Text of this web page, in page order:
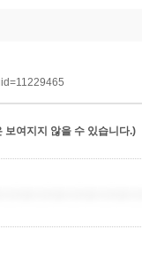
보여지지 않을 수 있습니다.)